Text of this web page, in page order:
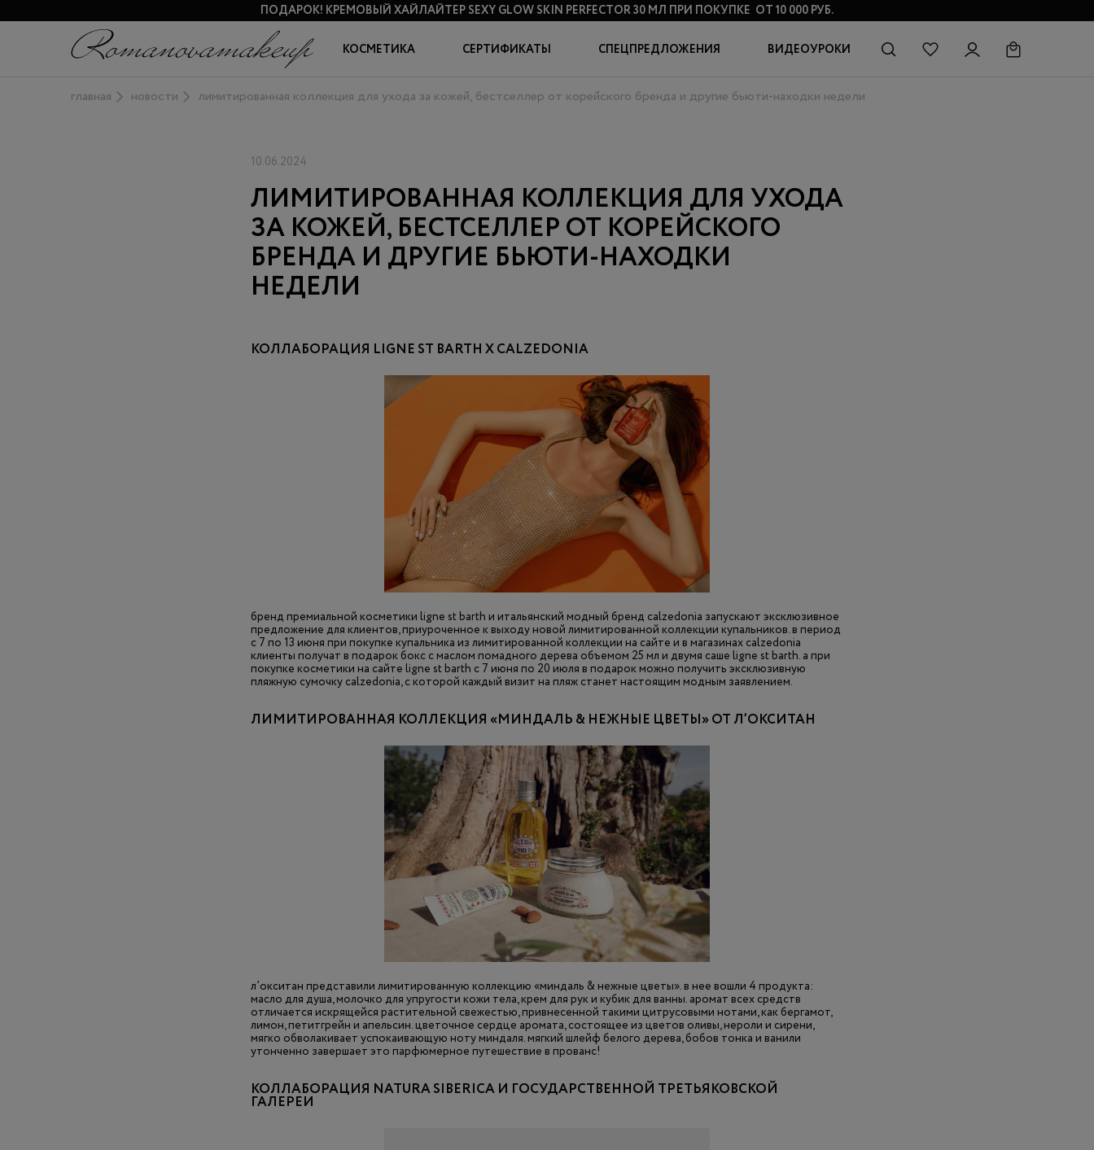
ПОДАРОК! КРЕМОВЫЙ ХАЙЛАЙТЕР SEXY GLOW SKIN PERFECTOR 30 МЛ ПРИ ПОКУПКЕ ОТ 10 000 РУБ.
КОСМЕТИКА СЕРТИФИКАТЫ СПЕЦПРЕДЛОЖЕНИЯ ВИДЕОУРОКИ
главная новости лимитированная коллекция для ухода за кожей, бестселлер от корейского бренда и другие бьюти-находки недели
10.06.2024
ЛИМИТИРОВАННАЯ КОЛЛЕКЦИЯ ДЛЯ УХОДА
ЗА КОЖЕЙ, БЕСТСЕЛЛЕР ОТ КОРЕЙСКОГО
БРЕНДА И ДРУГИЕ БЬЮТИ-НАХОДКИ
НЕДЕЛИ
КОЛЛАБОРАЦИЯ LIGNE ST BARTH Х CALZEDONIA
бренд премиальной косметики ligne st barth и итальянский модный бренд calzedonia запускают эксклюзивное
предложение для клиентов, приуроченное к выходу новой лимитированной коллекции купальников. в период
с 7 по 13 июня при покупке купальника из лимитированной коллекции на сайте и в магазинах calzedonia
клиенты получат в подарок бокс с маслом помадного дерева объемом 25 мл и двумя саше ligne st barth. а при
покупке косметики на сайте ligne st barth с 7 июня по 20 июля в подарок можно получить эксклюзивную
пляжную сумочку calzedonia, с которой каждый визит на пляж станет настоящим модным заявлением.
ЛИМИТИРОВАННАЯ КОЛЛЕКЦИЯ «МИНДАЛЬ & НЕЖНЫЕ ЦВЕТЫ» ОТ Л’ОКСИТАН
л’окситан представили лимитированную коллекцию «миндаль & нежные цветы». в нее вошли 4 продукта:
масло для душа, молочко для упругости кожи тела, крем для рук и кубик для ванны. аромат всех средств
отличается искрящейся растительной свежестью, привнесенной такими цитрусовыми нотами, как бергамот,
лимон, петитгрейн и апельсин. цветочное сердце аромата, состоящее из цветов оливы, нероли и сирени,
мягко обволакивает успокаивающую ноту миндаля. мягкий шлейф белого дерева, бобов тонка и ванили
утонченно завершает это парфюмерное путешествие в прованс!
КОЛЛАБОРАЦИЯ NATURA SIBERICA И ГОСУДАРСТВЕННОЙ ТРЕТЬЯКОВСКОЙ
ГАЛЕРЕИ